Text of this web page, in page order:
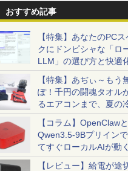
おすすめ記事
【特集】あなたのPCス
クにドンピシャな「ロ
LLM」の選び方と快適
【特集】あぢぃ～もう
ぽ！千円の闘魂タオル
るエアコンまで、夏の
ッズ一挙紹介
【コラム】OpenClawと
Qwen3.5-9Bプリイン
てすぐローカルAIが動
PC「SER9 Pro」
【レビュー】給電が途